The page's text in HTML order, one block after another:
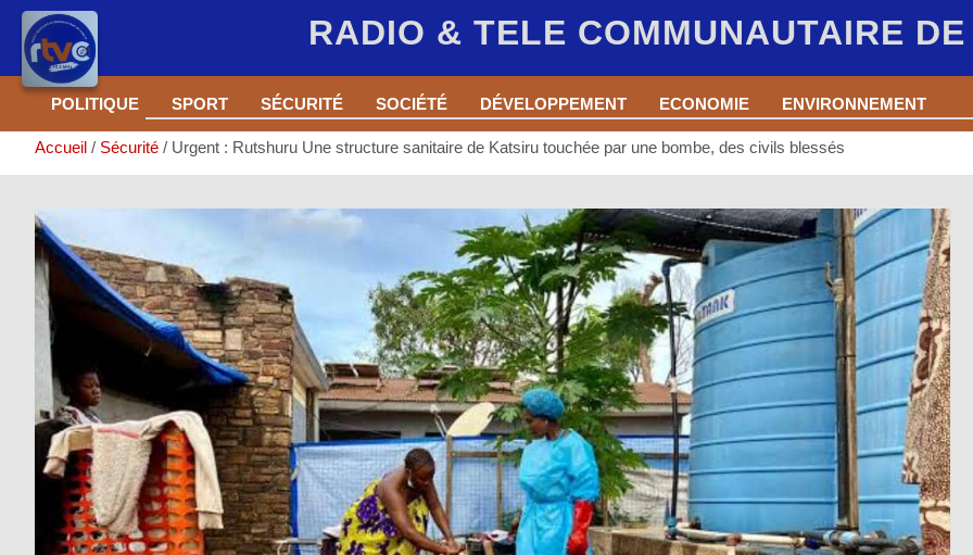
RADIO & TELE COMMUNAUTAIRE DE
Aller
contenu
POLITIQUE SPORT SÉCURITÉ SOCIÉTÉ DÉVELOPPEMENT ECONOMIE ENVIRONNEMENT
Accueil Sécurité Urgent : Rutshuru Une structure sanitaire de Katsiru touchée par une bombe, des civils blessés